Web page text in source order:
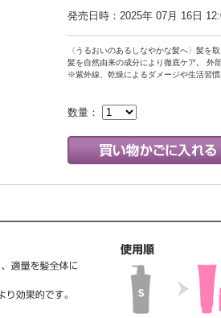
発売日時：2025年 07月 16日
〈うるおいのあるしなやかな髪へ〉髪を
髪を自然由来の成分により徹底ケア。 外
※紫外線、乾燥によるダメージや生活習
数量：